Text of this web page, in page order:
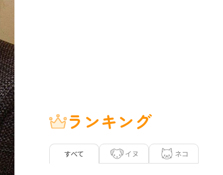
ランキング
すべて イヌ ネコ